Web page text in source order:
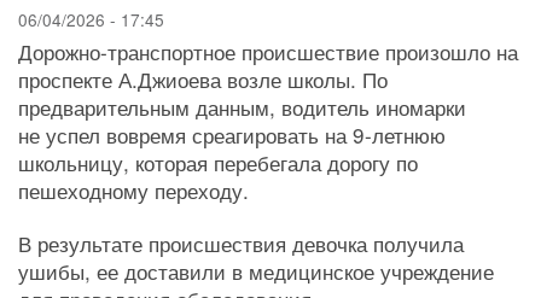
06/04/2026 - 17:45
Дорожно-транспортное происшествие произошло на
проспекте А.Джиоева возле школы. По
предварительным данным, водитель иномарки
не успел вовремя среагировать на 9-летнюю
школьницу, которая перебегала дорогу по
пешеходному переходу.
В результате происшествия девочка получила
ушибы, ее доставили в медицинское учреждение